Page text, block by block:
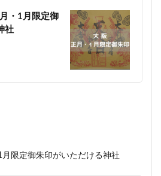
・1月限定御
社
限定御朱印がいただける神社